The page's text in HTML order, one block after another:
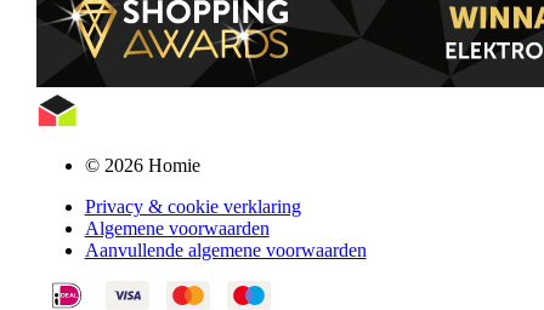
© 2026 Homie
Privacy & cookie verklaring
Algemene voorwaarden
Aanvullende algemene voorwaarden